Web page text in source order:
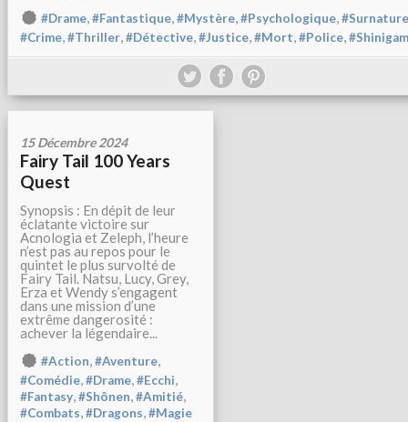
#Drame,#Fantastique,#Mystère,#Psychologique,
#Crime,#Thriller,#Détective,#Justice,#Mort,#Police,
15 Décembre 2024
Fairy Tail 100 Years
Quest
Synopsis : En dépit de leur
éclatante victoire sur
Acnologia et Zeleph, l’heure
n’est pas au repos pour le
quintet le plus survolté de
Fairy Tail. Natsu, Lucy, Grey,
Erza et Wendy s’engagent
dans une mission d’une
extrême dangerosité :
achever la légendaire...
#Action,#Aventure,
#Comédie,#Drame,#Ecchi,
#Fantasy,#Shônen,#Amitié,
#Combats,#Dragons,#Magie